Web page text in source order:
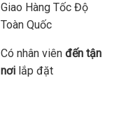
Giao Hàng Tốc Độ
Toàn Quốc
Có nhân viên đến tận
nơilắp đặt